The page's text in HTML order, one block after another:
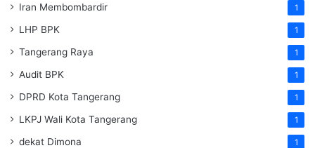
Iran Membombardir 1
LHP BPK 1
Tangerang Raya 1
Audit BPK 1
DPRD Kota Tangerang 1
LKPJ Wali Kota Tangerang 1
dekat Dimona 1